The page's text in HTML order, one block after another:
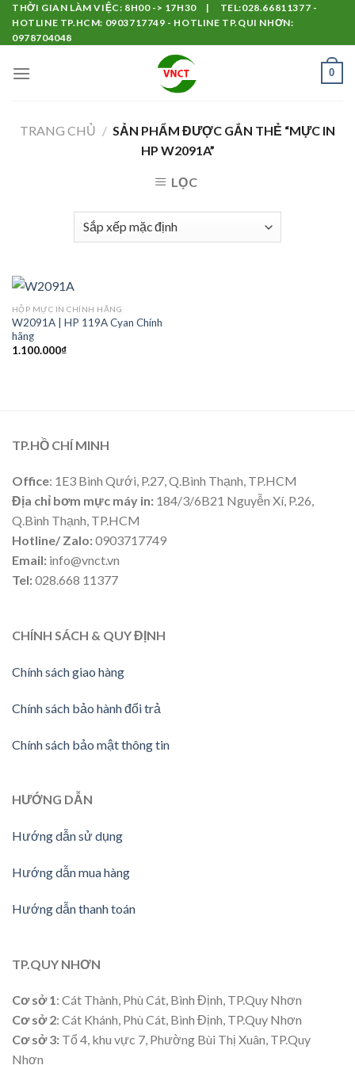
Skip
content
THỜI GIAN LÀM VIỆC: 8H00 -> 17H30 | TEL:028.66811377 -
HOTLINE TP.HCM: 0903717749 - HOTLINE TP.QUI NHƠN:
0978704048
0
TRANG CHỦ / SẢN PHẨM ĐƯỢC GẮN THẺ “MỰC IN
HP W2091A”
LỌC
HỘP MỰC IN CHÍNH HÃNG
W2091A | HP 119A Cyan Chính
hãng
1.100.000₫
TP.HỒ CHÍ MINH
Office: 1E3 Bình Qưới, P.27, Q.Bình Thạnh, TP.HCM
Địa chỉ bơm mực máy in: 184/3/6B21 Nguyễn Xí, P.26,
Q.Bình Thạnh, TP.HCM
Hotline/ Zalo:0903717749
Email: info@vnct.vn
Tel:028.668 11377
CHÍNH SÁCH & QUY ĐỊNH
Chính sách giao hàng
Chính sách bảo hành đổi trả
Chính sách bảo mật thông tin
HƯỚNG DẪN
Hướng dẫn sử dụng
Hướng dẫn mua hàng
Hướng dẫn thanh toán
TP.QUY NHƠN
Cơ sở 1: Cát Thành, Phù Cát, Bình Định, TP.Quy Nhơn
Cơ sở 2: Cát Khánh, Phù Cát, Bình Định, TP.Quy Nhơn
Cơ sở 3: Tổ 4, khu vực 7, Phường Bùi Thị Xuân, TP.Quy
Nhơn